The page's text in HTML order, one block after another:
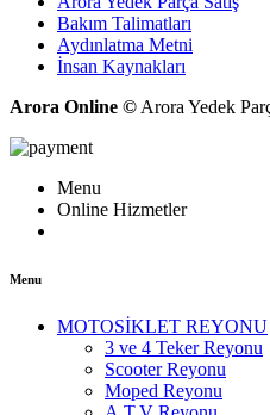
Bakım Talimatları
Aydınlatma Metni
İnsan Kaynakları
Arora Online © Arora Yedek
Menu
Online Hizmetler
Menu
MOTOSİKLET REYONU
3 ve 4 Teker Reyonu
Scooter Reyonu
Moped Reyonu